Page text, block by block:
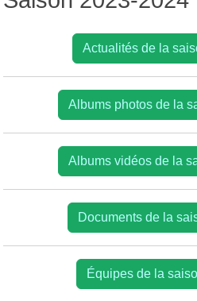
Actualités de la
Albums photos de la
Albums vidéos de la
Documents de la
Équipes de la